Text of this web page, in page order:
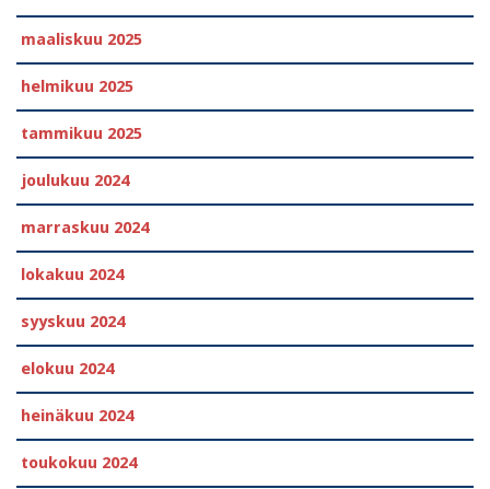
maaliskuu 2025
helmikuu 2025
tammikuu 2025
joulukuu 2024
marraskuu 2024
lokakuu 2024
syyskuu 2024
elokuu 2024
heinäkuu 2024
toukokuu 2024